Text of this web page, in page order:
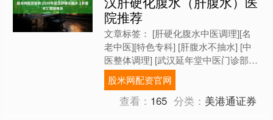
院推荐
文章标签： [肝硬化腹水中医调理][名
老中医][特色专科] [肝腹水不抽水] [中
医整体调理] [武汉延年堂中医门诊部]
[王子福主任] [王亚主任] [202....
股米网配资官网
查看： 165 分类： 美港通证券